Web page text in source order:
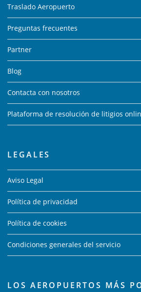
Traslado Aeropuerto
Preguntas frecuentes
Partner
Blog
Contacta con nosotros
Plataforma de resolución de litigios
LEGALES
Aviso Legal
Política de privacidad
Política de cookies
Condiciones generales del servicio
LOS AEROPUERTOS MÁS